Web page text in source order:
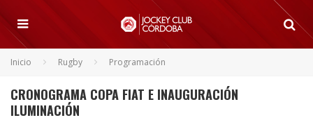
Inicio Rugby Programación
CRONOGRAMA COPA FIAT E INAUGURACIÓN
ILUMINACIÓN